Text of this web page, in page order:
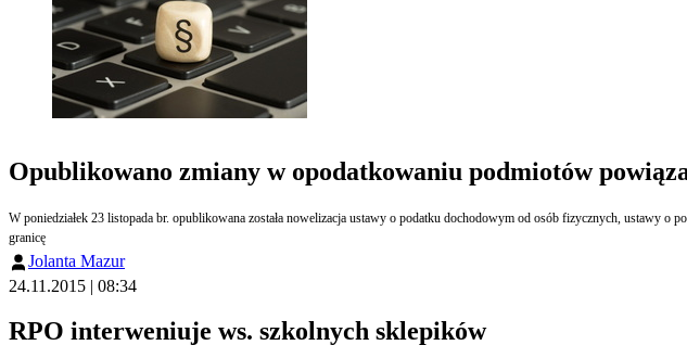
Opublikowano zmiany w opodatkowaniu podmiotów
W poniedziałek 23 listopada br. opublikowana została nowelizacja ustawy o podatku dochodowym od osób fizycznych, ustawy o podatku dochodowym od osób prawnych oraz niektórych innych ustaw, której celem jest utrudnienie spółkom powiązanym wyprowadzania zysków za
granicę
Jolanta Mazur
24.11.2015 | 08:34
RPO interweniuje ws. szkolnych sklepików